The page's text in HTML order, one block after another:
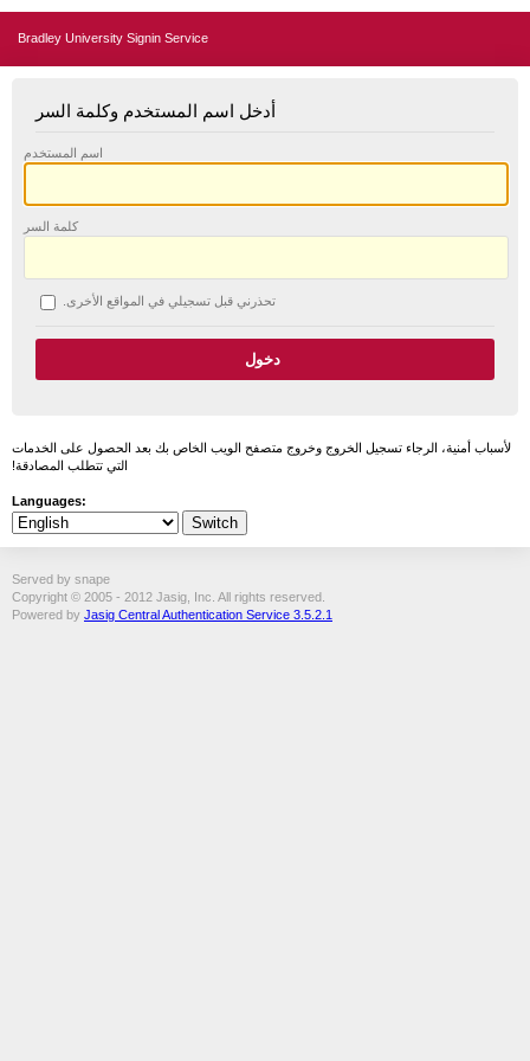
Bradley University Signin Service
أدخل اسم المستخدم وكلمة السر
اسم المستخدم
كلمة السر
تحذرني قبل تسجيلي في المواقع الأخرى.
لأسباب أمنية، الرجاء تسجيل الخروج وخروج متصفح الويب الخاص بك بعد الحصول على الخدمات
التي تتطلب المصادقة!
Languages:
Served by snape
Copyright © 2005 - 2012 Jasig, Inc. All rights reserved.
Powered by Jasig Central Authentication Service 3.5.2.1